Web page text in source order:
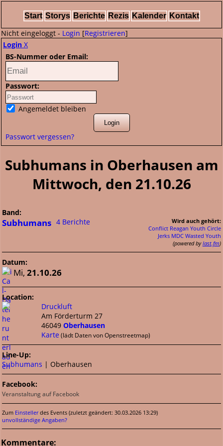
Start Storys Berichte Rezis Kalender Kontakt
Nicht eingeloggt - Login [Registrieren]
Login X
BS-Nummer oder Email:
Passwort:
Angemeldet bleiben
Passwort vergessen?
Subhumans in Oberhausen am
Mittwoch, den 21.10.26
Band:
Subhumans 4 Berichte
Wird auch gehört:
Conflict Reagan Youth Circle
Jerks MDC Wasted Youth
(powered bylast.fm)
Datum:
Mi,21.10.26
Location:
Druckluft
Am Förderturm 27
46049Oberhausen
Karte (lädt Daten von Openstreetmap)
Line-Up:
Subhumans | Oberhausen
Facebook:
Veranstaltung auf Facebook
Zum Einstellerdes Events (zuletzt geändert: 30.03.2026 13:29)
unvollständige Angaben?
Kommentare: